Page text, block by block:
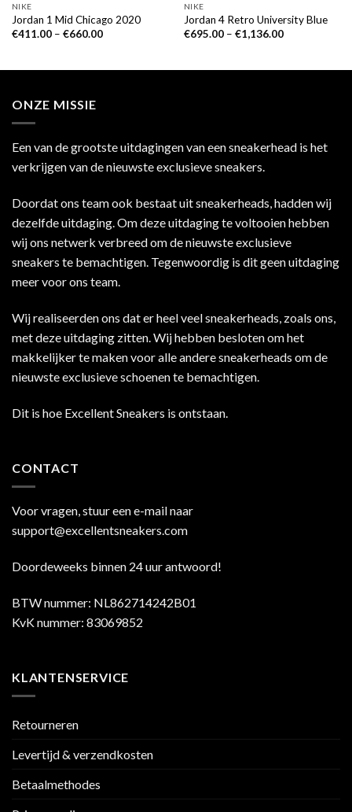
NIKE
Jordan 1 Mid Chicago 2020
€411.00– €660.00
NIKE
Jordan 4 Retro University Blue
€695.00– €1,136.00
ONZE MISSIE
Een van de grootste uitdagingen van een sneakerhead is het
verkrijgen van de nieuwste exclusieve sneakers.
Doordat ons team ook bestaat uit sneakerheads, hadden wij
dezelfde uitdaging. Om deze uitdaging te voltooien hebben
wij ons netwerk verbreed om de nieuwste exclusieve
sneakers te bemachtigen. Tegenwoordig is dit geen uitdaging
meer voor ons team.
Wij realiseerden ons dat er heel veel sneakerheads, zoals ons,
met deze uitdaging zitten. Wij hebben besloten om het
makkelijker te maken voor alle andere sneakerheads om de
nieuwste exclusieve schoenen te bemachtigen.
Dit is hoe Excellent Sneakers is ontstaan.
CONTACT
Voor vragen, stuur een e-mail naar
support@excellentsneakers.com
Doordeweeks binnen 24 uur antwoord!
BTW nummer: NL862714242B01
KvK nummer: 83069852
KLANTENSERVICE
Retourneren
Levertijd & verzendkosten
Betaalmethodes